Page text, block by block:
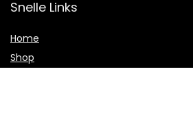
Snelle Links
Home
Shop